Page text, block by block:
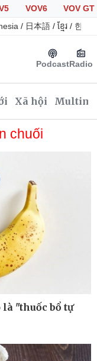
VOV6
VOV GT
/ 日本語 / ខ្មែរ / 한국
PodcastRadio
Xã hội
thời tiết
VOV
chuối
là "thuốc bổ tự